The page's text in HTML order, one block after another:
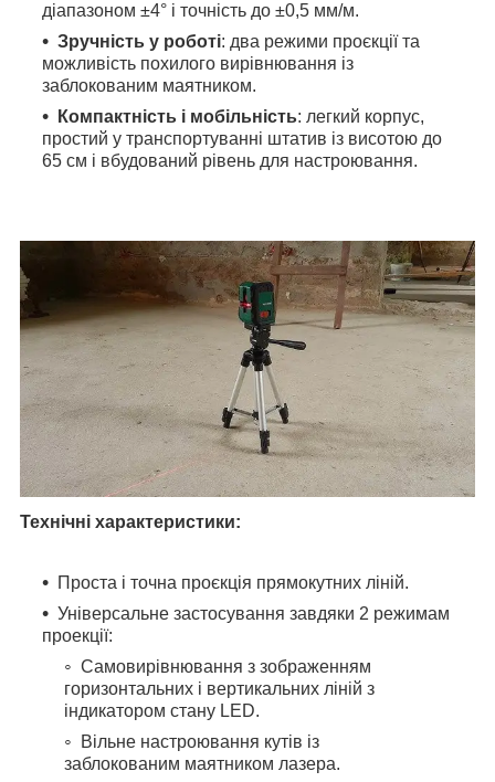
діапазоном ±4° і точність до ±0,5 мм/м.
Зручність у роботі: два режими проєкції та
можливість похилого вирівнювання із
заблокованим маятником.
Компактність і мобільність: легкий корпус,
простий у транспортуванні штатив із висотою до
65 см і вбудований рівень для настроювання.
Технічні характеристики:
Проста і точна проєкція прямокутних ліній.
Універсальне застосування завдяки 2 режимам
проекції:
Самовирівнювання з зображенням
горизонтальних і вертикальних ліній з
індикатором стану LED.
Вільне настроювання кутів із
заблокованим маятником лазера.